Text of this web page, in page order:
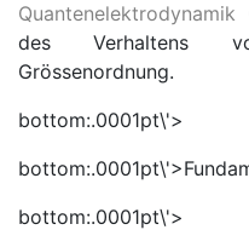
Quantenelektrodynamik
des Verhaltens
Grössenordnung.
bottom:.0001pt\'>
bottom:.0001pt\'>
bottom:.0001pt\'>